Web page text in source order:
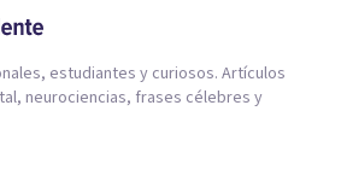
estudiantes y curiosos. Artículos
neurociencias, frases célebres y